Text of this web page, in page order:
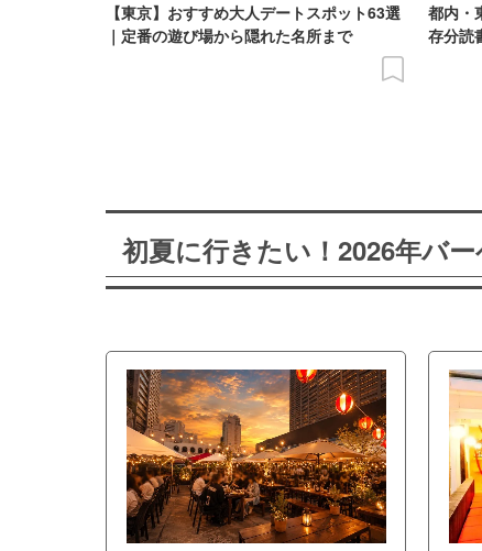
【東京】おすすめ大人デートスポット63選
｜定番の遊び場から隠れた名所まで
都内・
存分読
初夏に行きたい！2026年バ